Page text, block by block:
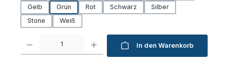
Gelb
Grün Rot Schwarz
Silber
Stone
Weiß
Produkt Anzahl: Gib den gewünschten Wert ein oder benutze die
In den Warenkorb